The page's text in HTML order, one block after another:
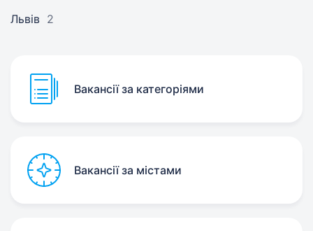
Львів 2
Вакансії за категоріями
Вакансії за містами